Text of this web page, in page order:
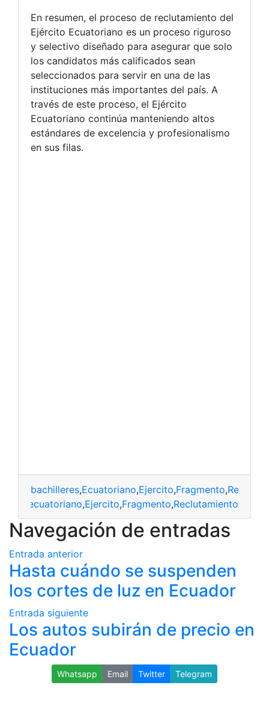
En resumen, el proceso de reclutamiento del
Ejército Ecuatoriano es un proceso riguroso
y selectivo diseñado para asegurar que solo
los candidatos más calificados sean
seleccionados para servir en una de las
instituciones más importantes del país. A
través de este proceso, el Ejército
Ecuatoriano continúa manteniendo altos
estándares de excelencia y profesionalismo
en sus filas.
bachilleres,Ecuatoriano,Ejercito,Fragmento,
ecuatoriano,Ejercito,Fragmento,Reclutamiento
Navegación de entradas
Entrada anterior
Hasta cuándo se suspenden
los cortes de luz en Ecuador
Entrada siguiente
Los autos subirán de precio en
Ecuador
Whatsapp Email Twitter Telegram